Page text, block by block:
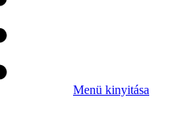
Menü kinyitása